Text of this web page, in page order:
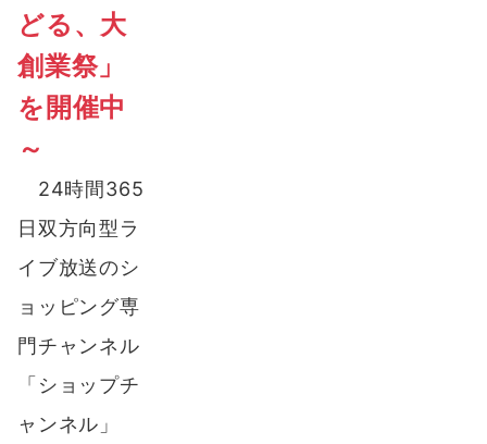
どる、大
創業祭」
を開催中
～
24時間365
日双方向型ラ
イブ放送のシ
ョッピング専
門チャンネル
「ショップチ
ャンネル」